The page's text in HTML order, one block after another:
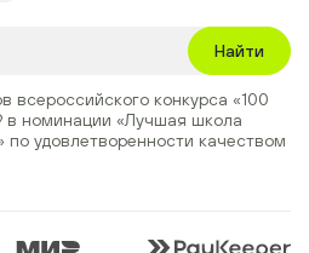
Найти
всероссийского конкурса «100
в номинации «Лучшая школа
по удовлетворенности качеством